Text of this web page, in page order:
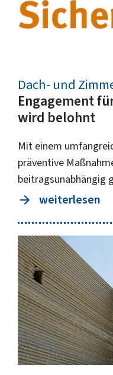
Dach- und
Engagement
wird belohnt
Mit einem
präventive
beitragsunabhängig
weiterlesen